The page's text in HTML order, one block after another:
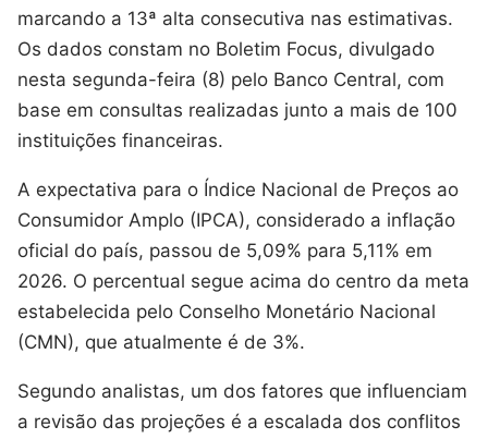
marcando a 13ª alta consecutiva nas estimativas.
Os dados constam no Boletim Focus, divulgado
nesta segunda-feira (8) pelo Banco Central, com
base em consultas realizadas junto a mais de 100
instituições financeiras.
A expectativa para o Índice Nacional de Preços ao
Consumidor Amplo (IPCA), considerado a inflação
oficial do país, passou de 5,09% para 5,11% em
2026. O percentual segue acima do centro da meta
estabelecida pelo Conselho Monetário Nacional
(CMN), que atualmente é de 3%.
Segundo analistas, um dos fatores que influenciam
a revisão das projeções é a escalada dos conflitos